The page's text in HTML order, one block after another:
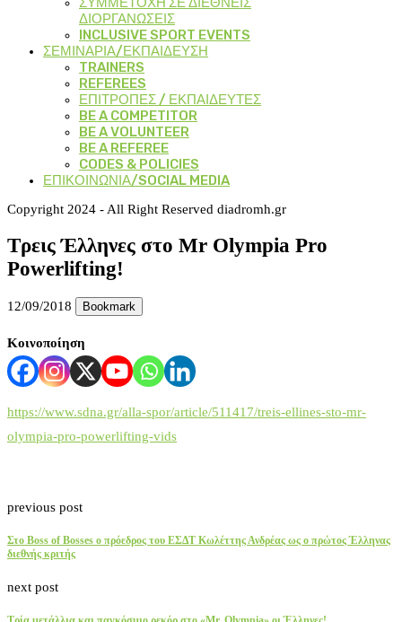
ΔΙΟΡΓΑΝΩΣΕΙΣ
INCLUSIVE SPORT EVENTS
ΣΕΜΙΝΑΡΙΑ/ΕΚΠΑΙΔΕΥΣΗ
TRAINERS
REFEREES
ΕΠΙΤΡΟΠΕΣ / ΕΚΠΑΙΔΕΥΤΕΣ
BE A COMPETITOR
BE A VOLUNTEER
BE A REFEREE
CODES & POLICIES
ΕΠΙΚΟΙΝΩΝΙΑ/SOCIAL MEDIA
Copyright 2024 - All Right Reserved diadromh.gr
Τρεις Έλληνες στο Mr Olympia Pro
Powerlifting!
12/09/2018 Bookmark
Κοινοποίηση
https://www.sdna.gr/alla-spor/article/511417/treis-ellines-sto-mr-
olympia-pro-powerlifting-vids
previous post
Στο Boss of Bosses ο πρόεδρος του ΕΣΔΤ Κωλέττης Ανδρέας ως ο πρώτος Έλληνας
διεθνής κριτής
next post